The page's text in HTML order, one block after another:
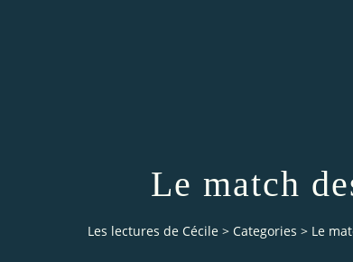
Le match
Les lectures de Cécile > Categories > Le